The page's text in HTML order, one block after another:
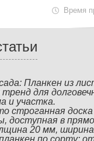
Время
Планкен из
тренд для
и участка.
строганная доска
доступная в
20 мм,
по сорту: